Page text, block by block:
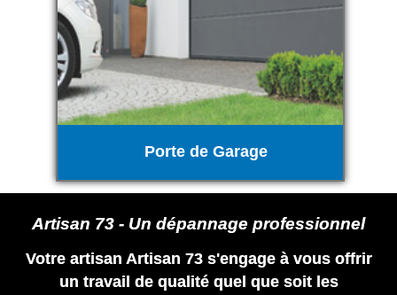
Porte de Garage
Artisan 73 - Un dépannage professionnel
Votre artisan Artisan 73 s'engage à vous offrir
un travail de qualité quel que soit les